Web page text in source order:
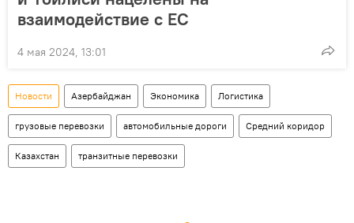
взаимодействие с ЕС
4 мая 2024, 13:01
Новости Азербайджан Экономика Логистика
грузовые перевозки автомобильные дороги Средний коридор
Казахстан транзитные перевозки